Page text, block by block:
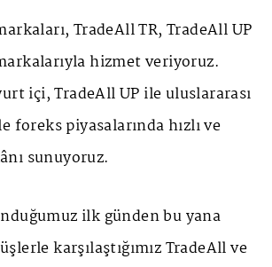
TradeAll TR, TradeAll UP
hizmet veriyoruz.
içi, TradeAll UP ile uluslararası
foreks piyasalarında hızlı ve
sunuyoruz.
ilk günden bu yana
karşılaştığımız TradeAll ve